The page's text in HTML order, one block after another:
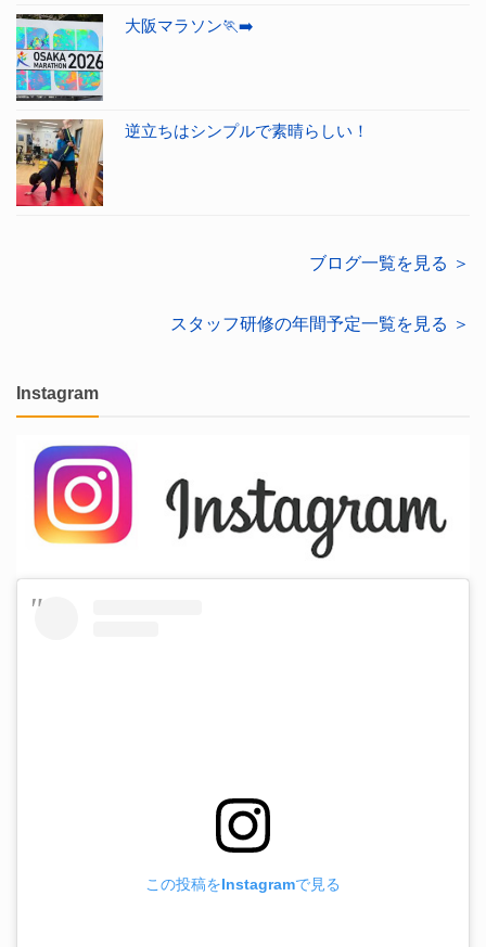
大阪マラソン🏃‍➡️
逆立ちはシンプルで素晴らしい！
ブログ一覧を見る ＞
スタッフ研修の年間予定一覧を見る ＞
Instagram
この投稿をInstagramで見る